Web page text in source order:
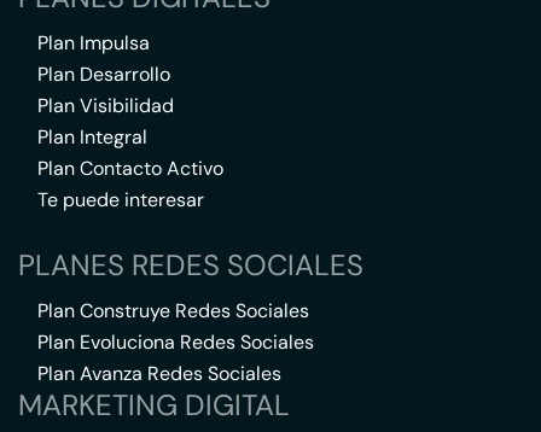
Plan Impulsa
Plan Desarrollo
Plan Visibilidad
Plan Integral
Plan Contacto Activo
Te puede interesar
PLANES REDES SOCIALES
Plan Construye Redes Sociales
Plan Evoluciona Redes Sociales
Plan Avanza Redes Sociales
MARKETING DIGITAL